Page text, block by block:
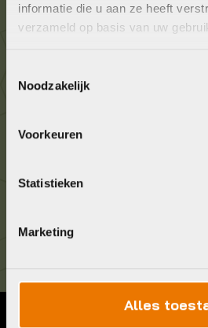
informatie die u aan ze heeft
verzameld op basis van uw
Noodzakelijk
Voorkeuren
Statistieken
Marketing
Alles
onderstaande gegevens.
Kom langs!
1315 BP Almere